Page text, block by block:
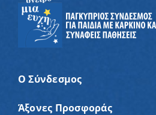
Ο Σύνδεσμος
Άξονες Προσφοράς